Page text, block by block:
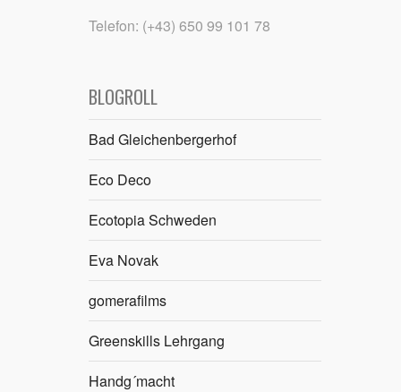
Telefon: (+43) 650 99 101 78
BLOGROLL
Bad Gleichenbergerhof
Eco Deco
Ecotopia Schweden
Eva Novak
gomerafilms
Greenskills Lehrgang
Handg´macht